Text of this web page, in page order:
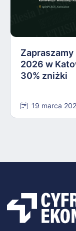
Zapraszamy
2026 w
30% zniżki
19 marca